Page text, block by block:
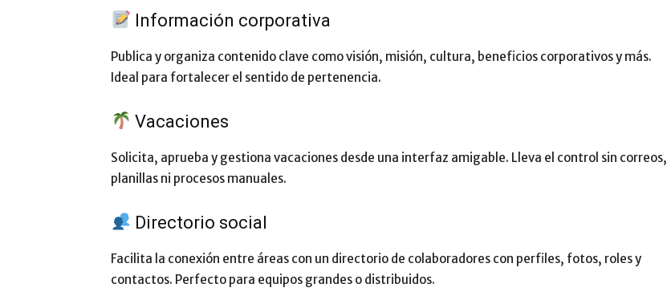
Información corporativa
Publica y organiza contenido clave como visión, misión, cultura, beneficios corporativos y más.
Ideal para fortalecer el sentido de pertenencia.
Vacaciones
Solicita, aprueba y gestiona vacaciones desde una interfaz amigable. Lleva el control sin correos,
planillas ni procesos manuales.
Directorio social
Facilita la conexión entre áreas con un directorio de colaboradores con perfiles, fotos, roles y
contactos. Perfecto para equipos grandes o distribuidos.